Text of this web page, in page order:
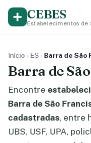
CEBES
Estabelecimentos de
Início › ES › Barra de São
Barra de
Encontre
Barra de São
cadastradas, entre
UBS, USF, UPA,